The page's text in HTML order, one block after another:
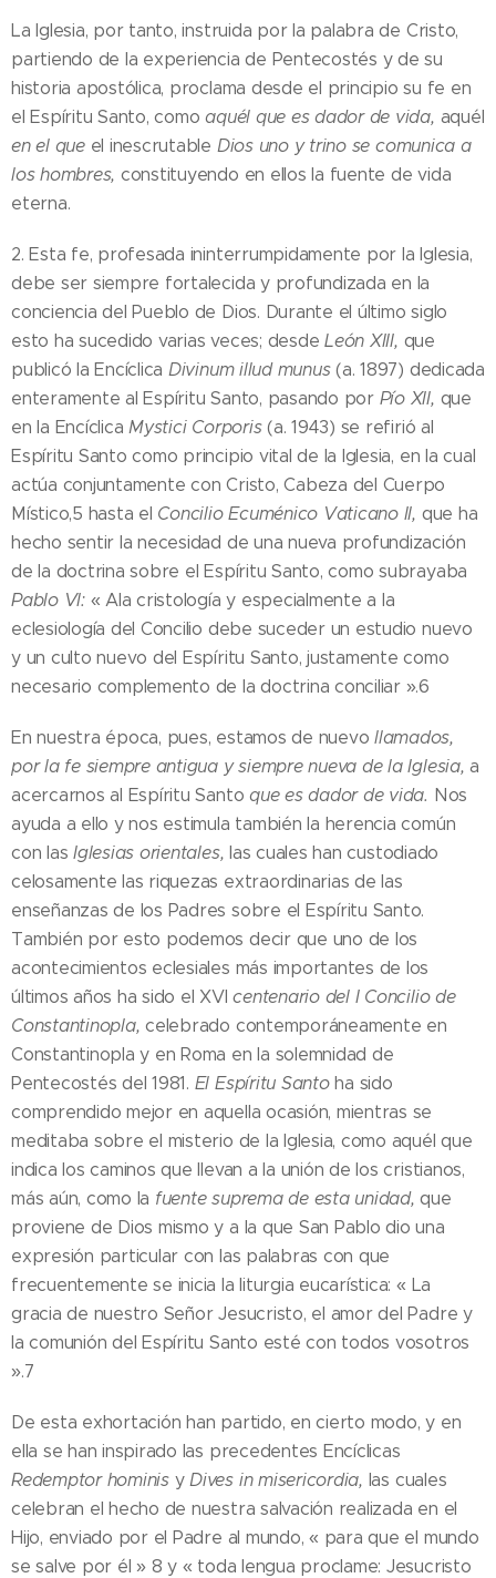
La Iglesia, por tanto, instruida por la palabra de Cristo,
partiendo de la experiencia de Pentecostés y de su
historia apostólica, proclama desde el principio su fe en
el Espíritu Santo, comoaquél que es dador de vida, aquél
en el que el inescrutable Dios uno y trino se comunica a
los hombres, constituyendo en ellos la fuente de vida
eterna.
2. Esta fe, profesada ininterrumpidamente por la Iglesia,
debe ser siempre fortalecida y profundizada en la
conciencia del Pueblo de Dios. Durante el último siglo
esto ha sucedido varias veces; desdeLeón XIII, que
publicó la Encíclica Divinum illud munus(a. 1897) dedicada
enteramente al Espíritu Santo, pasando por Pío XII, que
en la Encíclica Mystici Corporis(a. 1943) se refirió al
Espíritu Santo como principio vital de la Iglesia, en la cual
actúa conjuntamente con Cristo, Cabeza del Cuerpo
Místico,5 hasta el Concilio Ecuménico Vaticano II, que ha
hecho sentir la necesidad de una nueva profundización
de la doctrina sobre el Espíritu Santo, como subrayaba
Pablo VI: « Ala cristología y especialmente a la
eclesiología del Concilio debe suceder un estudio nuevo
y un culto nuevo del Espíritu Santo, justamente como
necesario complemento de la doctrina conciliar ».6
En nuestra época, pues, estamos de nuevollamados,
por la fe siempre antigua y siempre nueva de la Iglesia, a
acercarnos al Espíritu Santoque es dador de vida. Nos
ayuda a ello y nos estimula también la herencia común
con lasIglesias orientales,las cuales han custodiado
celosamente las riquezas extraordinarias de las
enseñanzas de los Padres sobre el Espíritu Santo.
También por esto podemos decir que uno de los
acontecimientos eclesiales más importantes de los
últimos años ha sido el XVIcentenario del I Concilio de
Constantinopla,celebrado contemporáneamente en
Constantinopla y en Roma en la solemnidad de
Pentecostés del 1981. El Espíritu Santoha sido
comprendido mejor en aquella ocasión, mientras se
meditaba sobre el misterio de la Iglesia, como aquél que
indica los caminos que llevan a la unión de los cristianos,
más aún, como la fuente suprema de esta unidad,que
proviene de Dios mismo y a la que San Pablo dio una
expresión particular con las palabras con que
frecuentemente se inicia la liturgia eucarística: « La
gracia de nuestro Señor Jesucristo, el amor del Padre y
la comunión del Espíritu Santo esté con todos vosotros
».7
De esta exhortación han partido, en cierto modo, y en
ella se han inspirado las precedentes Encíclicas
Redemptor hominis yDives in misericordia, las cuales
celebran el hecho de nuestra salvación realizada en el
Hijo, enviado por el Padre al mundo, « para que el mundo
se salve por él » 8 y « toda lengua proclame: Jesucristo